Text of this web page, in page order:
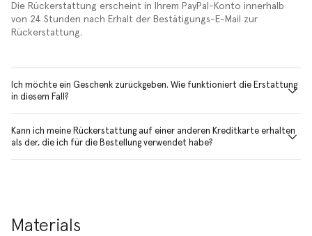
Die Rückerstattung erscheint in Ihrem PayPal-Konto innerhalb
von 24 Stunden nach Erhalt der Bestätigungs-E-Mail zur
Rückerstattung.
Ich möchte ein Geschenk zurückgeben. Wie funktioniert die Erstattung
in diesem Fall?
Kann ich meine Rückerstattung auf einer anderen Kreditkarte erhalten
als der, die ich für die Bestellung verwendet habe?
Materials